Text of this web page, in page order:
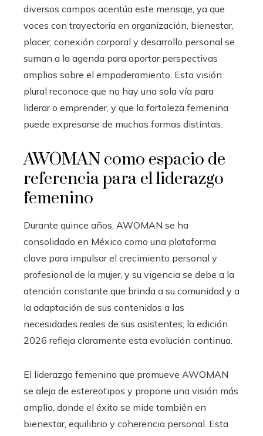
diversos campos acentúa este mensaje, ya que
voces con trayectoria en organización, bienestar,
placer, conexión corporal y desarrollo personal se
suman a la agenda para aportar perspectivas
amplias sobre el empoderamiento. Esta visión
plural reconoce que no hay una sola vía para
liderar o emprender, y que la fortaleza femenina
puede expresarse de muchas formas distintas.
AWOMAN como espacio de
referencia para el liderazgo
femenino
Durante quince años, AWOMAN se ha
consolidado en México como una plataforma
clave para impulsar el crecimiento personal y
profesional de la mujer, y su vigencia se debe a la
atención constante que brinda a su comunidad y a
la adaptación de sus contenidos a las
necesidades reales de sus asistentes; la edición
2026 refleja claramente esta evolución continua.
El liderazgo femenino que promueve AWOMAN
se aleja de estereotipos y propone una visión más
amplia, donde el éxito se mide también en
bienestar, equilibrio y coherencia personal. Esta